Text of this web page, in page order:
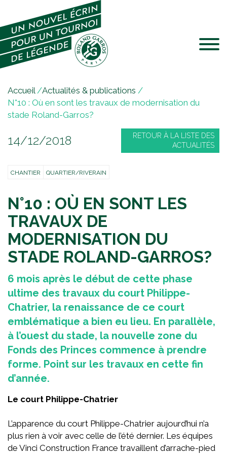
Jump to navigation
V
o
u
ê
s
c
i
Accueil/Actualités & publications /
N°10 : Où en sont les travaux de modernisation du
stade Roland-Garros?
14/12/2018
RETOUR À LA LISTE DES
ACTUALITÉS
CHANTIER QUARTIER/RIVERAIN
N°10 : OÙ EN SONT LES
TRAVAUX DE
MODERNISATION DU
STADE ROLAND-GARROS?
6 mois après le début de cette phase
ultime des travaux du court Philippe-
Chatrier, la renaissance de ce court
emblématique a bien eu lieu. En parallèle,
à l’ouest du stade, la nouvelle zone du
Fonds des Princes commence à prendre
forme. Point sur les travaux en cette fin
d’année.
Le court Philippe-Chatrier
L’apparence du court Philippe-Chatrier aujourd’hui n’a
plus rien à voir avec celle de l’été dernier. Les équipes
de Vinci Construction France travaillent d’arrache-pied